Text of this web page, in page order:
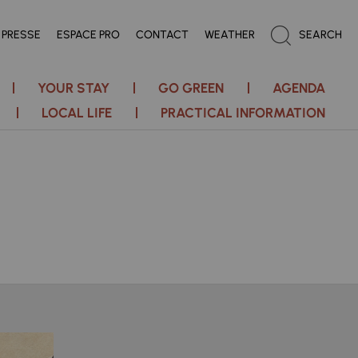
PRESSE ESPACE PRO CONTACT WEATHER SEARCH
YOUR STAY GO GREEN
AGENDA
LOCAL LIFE
PRACTICAL INFORMATION